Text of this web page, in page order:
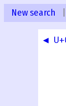
New search
◀